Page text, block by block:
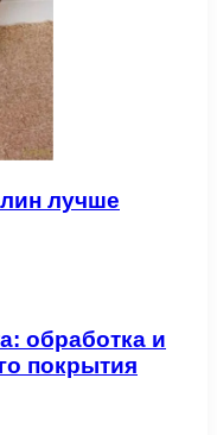
лучше
обработка и
покрытия